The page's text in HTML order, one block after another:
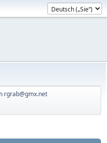
rgrab@gmx.net